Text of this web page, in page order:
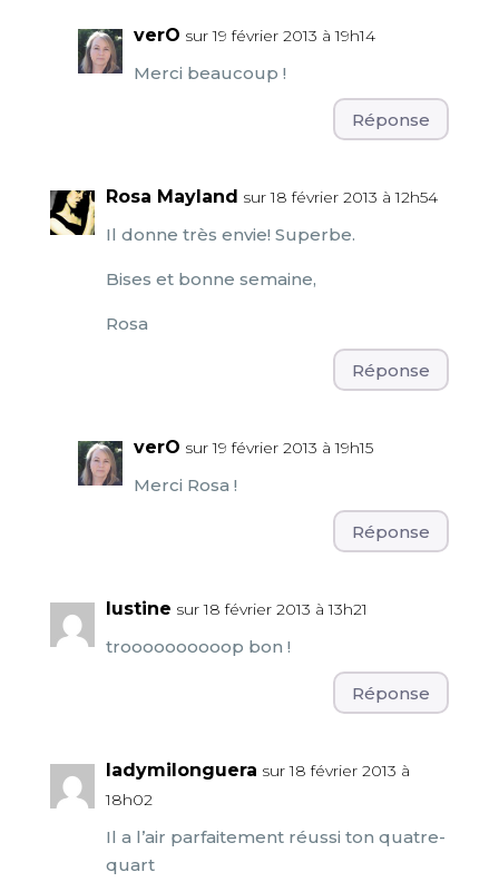
verO sur 19 février 2013 à 19h14
Merci beaucoup !
Réponse
Rosa Mayland sur 18 février 2013 à 12h54
Il donne très envie! Superbe.
Bises et bonne semaine,
Rosa
Réponse
verO sur 19 février 2013 à 19h15
Merci Rosa !
Réponse
lustine sur 18 février 2013 à 13h21
troooooooooop bon !
Réponse
ladymilonguera sur 18 février 2013 à
18h02
Il a l’air parfaitement réussi ton quatre-
quart